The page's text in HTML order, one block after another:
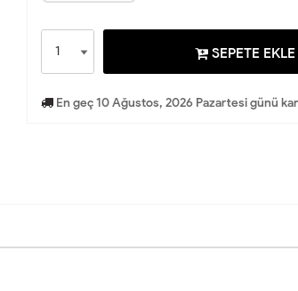
SEPETE EKLE
En geç 10 Ağustos, 2026 Pazartesi günü